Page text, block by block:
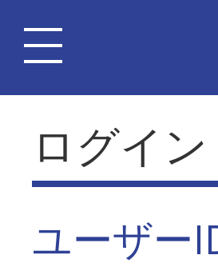
ログイン
ユーザー